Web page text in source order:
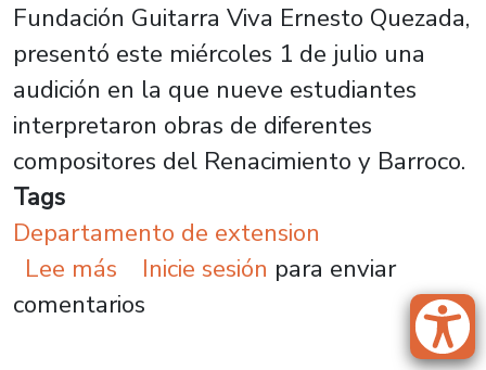
Fundación Guitarra Viva Ernesto Quezada,
presentó este miércoles 1 de julio una
audición en la que nueve estudiantes
interpretaron obras de diferentes
compositores del Renacimiento y Barroco.
Tags
Departamento de extension
Lee más sobre Academia de Música
Inicie sesión para enviar
comentarios